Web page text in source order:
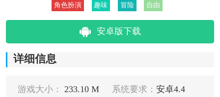
角色扮演 趣味 冒险 自由
安卓版下载
详细信息
游戏大小： 233.10 M 系统要求： 安卓4.4